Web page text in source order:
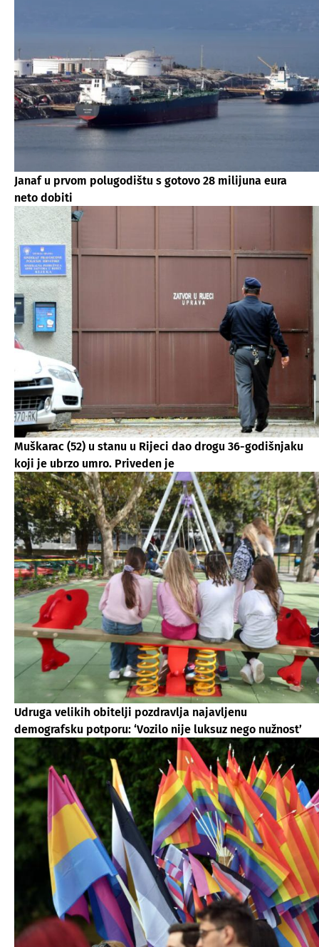
Janaf u prvom polugodištu s gotovo 28 milijuna eura
neto dobiti
Muškarac (52) u stanu u Rijeci dao drogu 36-godišnjaku
koji je ubrzo umro. Priveden je
Udruga velikih obitelji pozdravlja najavljenu
demografsku potporu: ‘Vozilo nije luksuz nego nužnost’